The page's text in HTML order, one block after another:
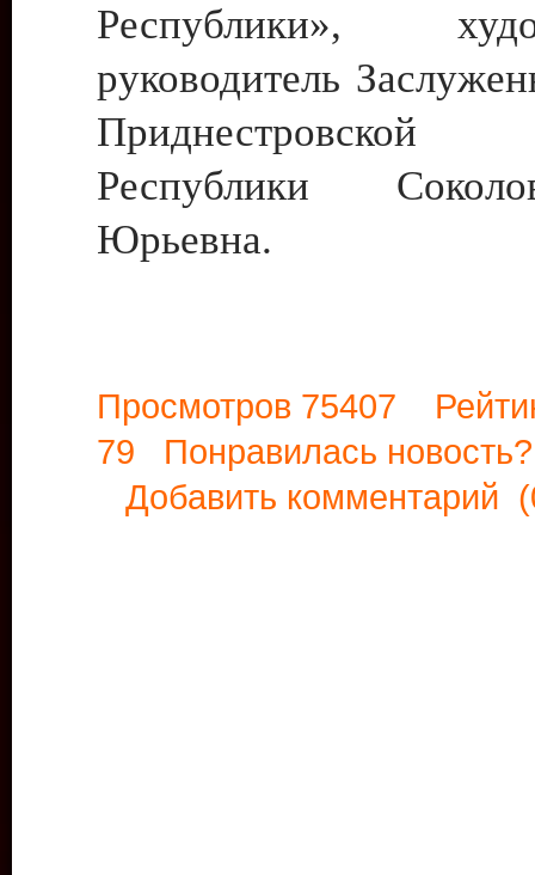
Республики»,
руководитель
Приднестровской
Республики
Юрьевна.
Просмотров 75407
79 Понравилась
Добавить комментарий